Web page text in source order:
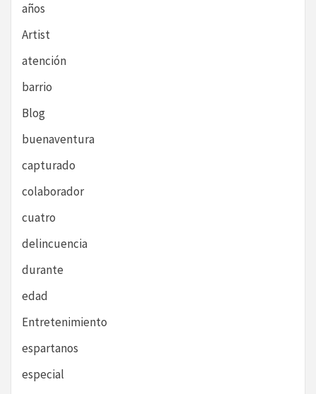
años
Artist
atención
barrio
Blog
buenaventura
capturado
colaborador
cuatro
delincuencia
durante
edad
Entretenimiento
espartanos
especial